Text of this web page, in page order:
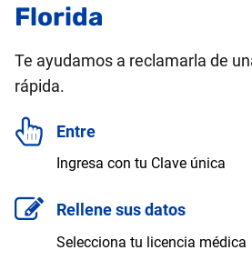
Florida
Te ayudamos a reclamarla de
rápida.
Entre
Ingresa con tu Clave única
Rellene sus datos
Selecciona tu licencia médica